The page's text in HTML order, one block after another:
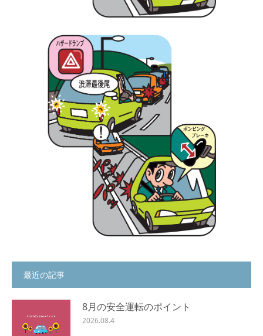
最近の記事
8月の安全運転のポイント
2026.08.4